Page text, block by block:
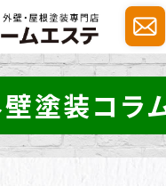
塗装コラ